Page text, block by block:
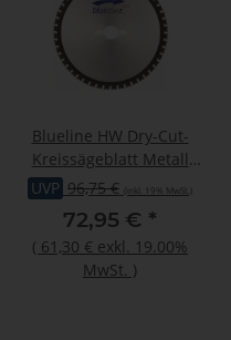
Blueline HW Dry-Cut-
Kreissägeblatt Metall
255x2,20/1,80x25,4mm
UVP 96,75 € (inkl. 19% MwSt.)
72,95 € *
( 61,30 € exkl. 19.00%
MwSt. )